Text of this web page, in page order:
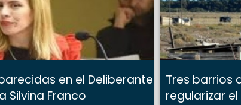
en el Deliberante
Silvina Franco
Tres barrios
regularizar